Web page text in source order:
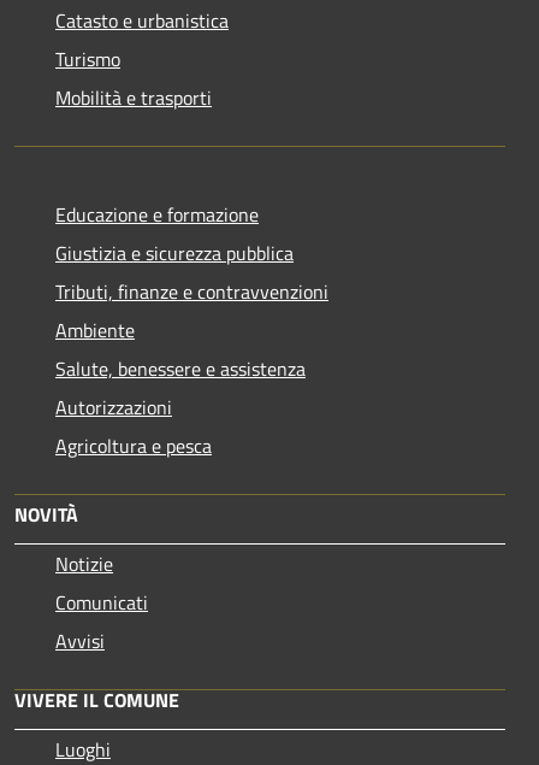
Catasto e urbanistica
Turismo
Mobilità e trasporti
Educazione e formazione
Giustizia e sicurezza pubblica
Tributi, finanze e contravvenzioni
Ambiente
Salute, benessere e assistenza
Autorizzazioni
Agricoltura e pesca
NOVITÀ
Notizie
Comunicati
Avvisi
VIVERE IL COMUNE
Luoghi